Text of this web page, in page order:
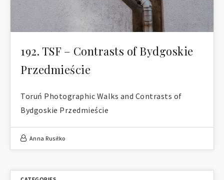
192. TSF – Contrasts of Bydgoskie
Przedmieście
Toruń Photographic Walks and Contrasts of
Bydgoskie Przedmieście
Anna Rusiłko